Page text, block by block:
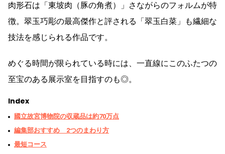
肉形石は「東坡肉（豚の角煮）」さながらのフォルムが特
徴。翠玉巧彫の最高傑作と評される「翠玉白菜」も繊細な
技法を感じられる作品です。
めぐる時間が限られている時には、一直線にこのふたつの
至宝のある展示室を目指すのも◎。
Index
國立故宮博物院の収蔵品は約70万点
編集部おすすめ 2つのまわり方
最短コース